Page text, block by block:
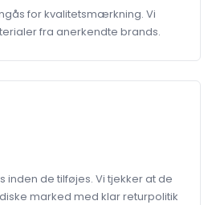
for kvalitetsmærkning. Vi
fra anerkendte brands.
inden de tilføjes. Vi tjekker at de
marked med klar returpolitik